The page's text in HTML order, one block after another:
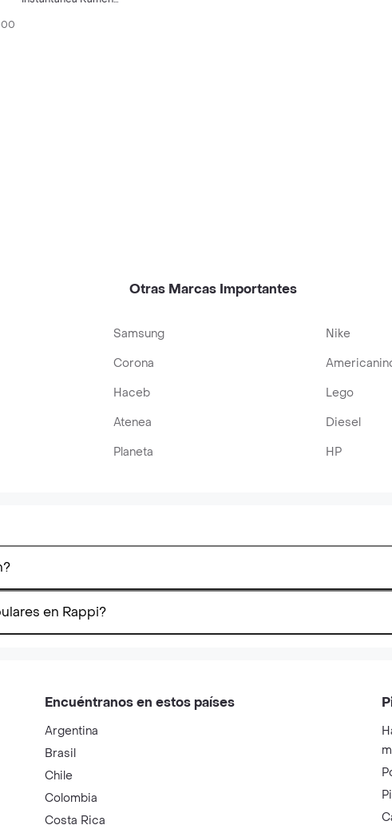
Otras Marcas Importantes
Samsung Nike
Corona
Haceb Lego
Atenea Diesel
Planeta HP
en Rappi?
Encuéntranos en estos países
Argentina
Brasil
Chile
Colombia
Costa Rica